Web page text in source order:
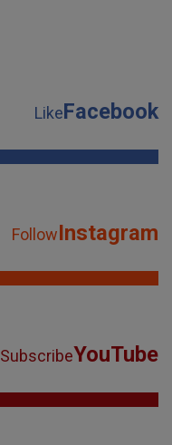
LikeFacebook
FollowInstagram
SubscribeYouTube